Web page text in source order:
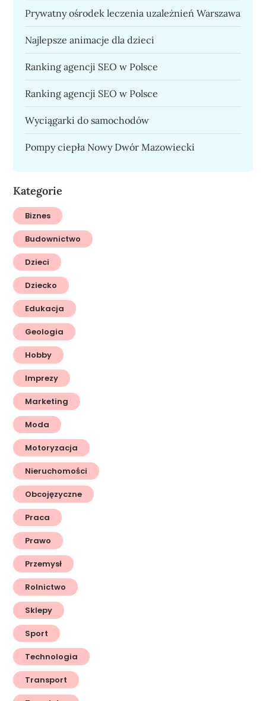
Prywatny ośrodek leczenia uzależnień Warszawa
Najlepsze animacje dla dzieci
Ranking agencji SEO w Polsce
Ranking agencji SEO w Polsce
Wyciągarki do samochodów
Pompy ciepła Nowy Dwór Mazowiecki
Kategorie
Biznes
Budownictwo
Dzieci
Dziecko
Edukacja
Geologia
Hobby
Imprezy
Marketing
Moda
Motoryzacja
Nieruchomości
Obcojęzyczne
Praca
Prawo
Przemysł
Rolnictwo
Sklepy
Sport
Technologia
Transport